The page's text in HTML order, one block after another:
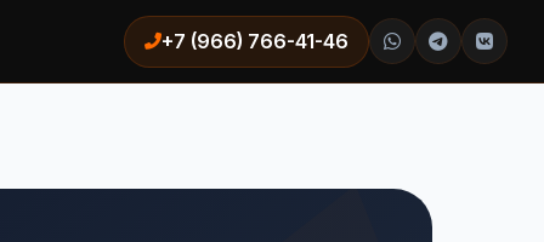
+7 (966) 766-41-46